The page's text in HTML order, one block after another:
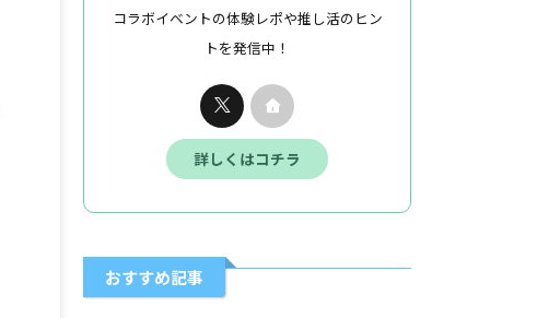
コラボイベントの体験レポや推し活のヒン
トを発信中！
詳しくはコチラ
おすすめ記事